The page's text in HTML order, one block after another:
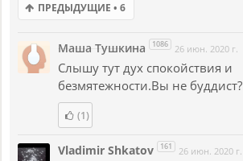
ПРЕДЫДУЩИЕ • 6
Маша Тушкина 1086 26 июн. 2020 г.
Слышу тут дух спокойствия и
безмятежности.Вы не буддист?
(1)
Vladimir Shkatov 161 26 июн. 2020 г.